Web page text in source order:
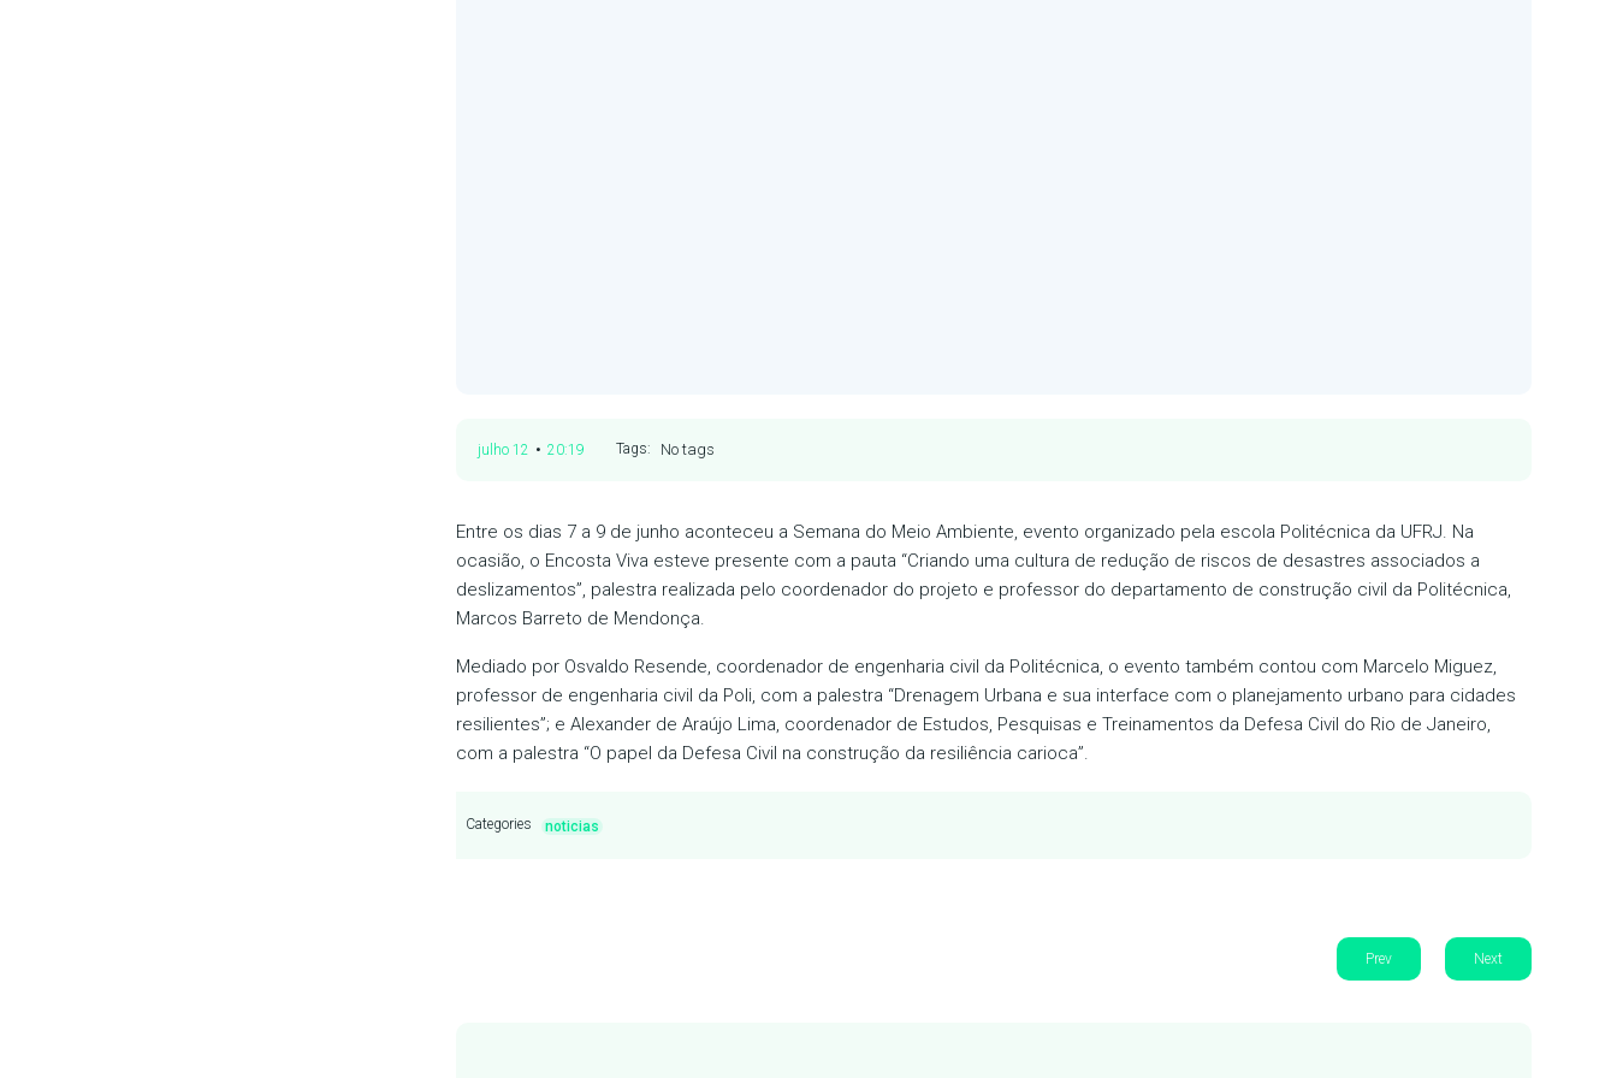
julho 12 • 20:19 Tags: No tags
Entre os dias 7 a 9 de junho aconteceu a Semana do Meio Ambiente, evento organizado pela escola Politécnica da UFRJ. Na
ocasião, o Encosta Viva esteve presente com a pauta “Criando uma cultura de redução de riscos de desastres associados a
deslizamentos”, palestra realizada pelo coordenador do projeto e professor do departamento de construção civil da Politécnica,
Marcos Barreto de Mendonça.
Mediado por Osvaldo Resende, coordenador de engenharia civil da Politécnica, o evento também contou com Marcelo Miguez,
professor de engenharia civil da Poli, com a palestra “Drenagem Urbana e sua interface com o planejamento urbano para cidades
resilientes”; e Alexander de Araújo Lima, coordenador de Estudos, Pesquisas e Treinamentos da Defesa Civil do Rio de Janeiro,
com a palestra “O papel da Defesa Civil na construção da resiliência carioca”.
Categories noticias
Prev Next